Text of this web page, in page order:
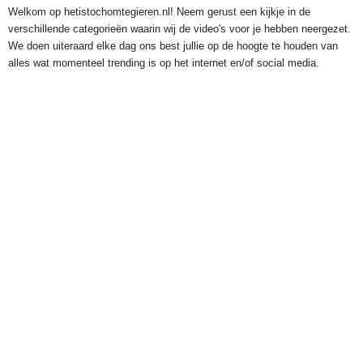
Welkom op hetistochomtegieren.nl! Neem gerust een kijkje in de
verschillende categorieën waarin wij de video's voor je hebben neergezet.
We doen uiteraard elke dag ons best jullie op de hoogte te houden van
alles wat momenteel trending is op het internet en/of social media.